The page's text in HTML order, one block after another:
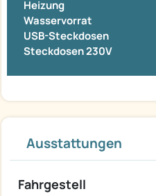
Heizung
Wasservorrat
USB-Steckdosen
Steckdosen 230V
Ausstattungen
Fahrgestell